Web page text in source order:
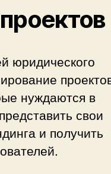
юридического
нуждаются в
свои
и получить